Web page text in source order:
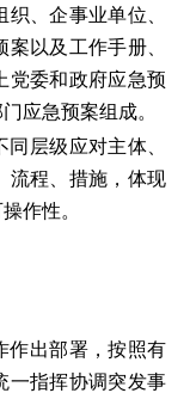
、企事业单位、
以及工作手册、
党委和政府应急预
应急预案组成。
层级应对主体、
流程、措施，体现
作性。
作出部署，按照有
一指挥协调突发事